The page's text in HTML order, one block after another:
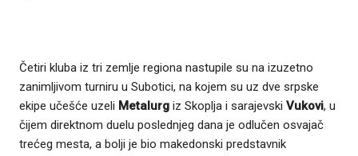
Četiri kluba iz tri zemlje regiona nastupile su na izuzetno
zanimljivom turniru u Subotici, na kojem su uz dve srpske
ekipe učešće uzeli Metalurg iz Skoplja i sarajevski Vukovi, u
čijem direktnom duelu poslednjeg dana je odlučen osvajač
trećeg mesta, a bolji je bio makedonski predstavnik